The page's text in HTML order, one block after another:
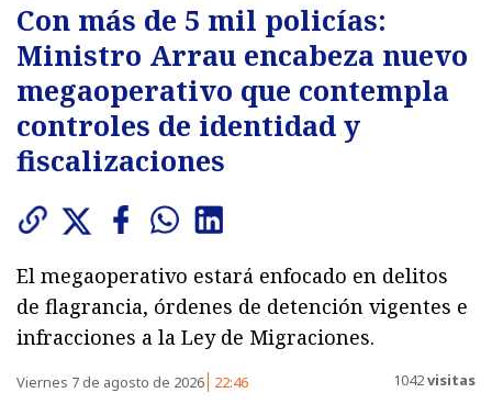
Con más de 5 mil policías:
Ministro Arrau encabeza nuevo
megaoperativo que contempla
controles de identidad y
fiscalizaciones
El megaoperativo estará enfocado en delitos
de flagrancia, órdenes de detención vigentes e
infracciones a la Ley de Migraciones.
Viernes 7 de agosto de 2026 22:46 1042visitas